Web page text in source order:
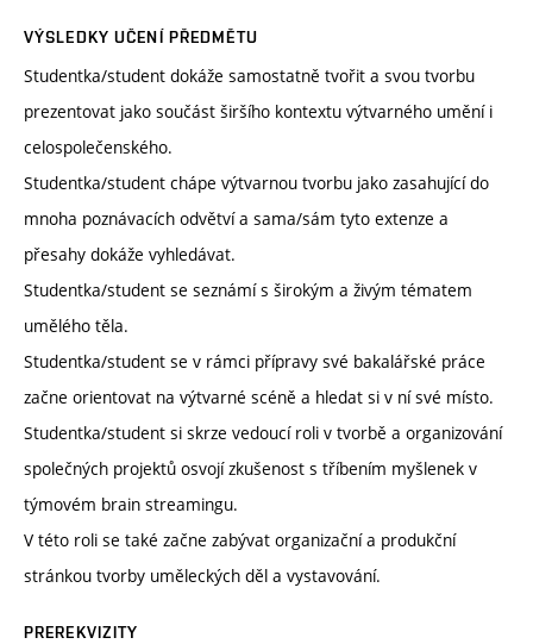
VÝSLEDKY UČENÍ PŘEDMĚTU
Studentka/student dokáže samostatně tvořit a svou tvorbu
prezentovat jako součást širšího kontextu výtvarného umění i
celospolečenského.
Studentka/student chápe výtvarnou tvorbu jako zasahující do
mnoha poznávacích odvětví a sama/sám tyto extenze a
přesahy dokáže vyhledávat.
Studentka/student se seznámí s širokým a živým tématem
umělého těla.
Studentka/student se v rámci přípravy své bakalářské práce
začne orientovat na výtvarné scéně a hledat si v ní své místo.
Studentka/student si skrze vedoucí roli v tvorbě a organizování
společných projektů osvojí zkušenost s tříbením myšlenek v
týmovém brain streamingu.
V této roli se také začne zabývat organizační a produkční
stránkou tvorby uměleckých děl a vystavování.
PREREKVIZITY